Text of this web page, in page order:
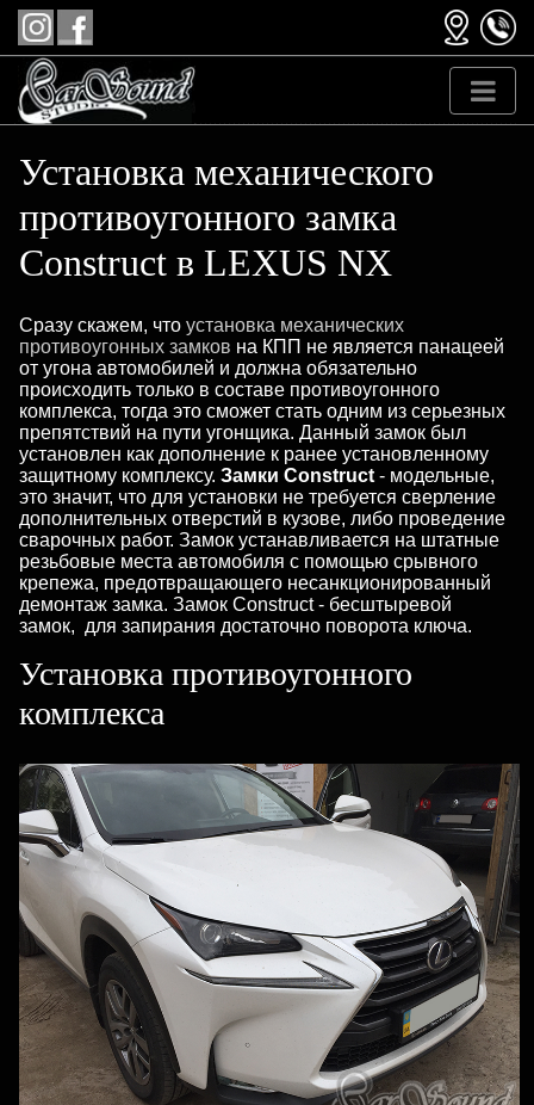
Установка механического
противоугонного замка
Construct в LEXUS NX
Сразу скажем, что установка механических
противоугонных замков на КПП не является панацеей
от угона автомобилей и должна обязательно
происходить только в составе противоугонного
комплекса, тогда это сможет стать одним из серьезных
препятствий на пути угонщика. Данный замок был
установлен как дополнение к ранее установленному
защитному комплексу. Замки Construct - модельные,
это значит, что для установки не требуется сверление
дополнительных отверстий в кузове, либо проведение
сварочных работ. Замок устанавливается на штатные
резьбовые места автомобиля с помощью срывного
крепежа, предотвращающего несанкционированный
демонтаж замка. Замок Construct - бесштыревой
замок, для запирания достаточно поворота ключа.
Установка противоугонного
комплекса